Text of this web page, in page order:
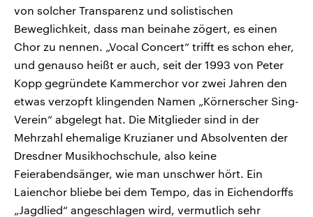
von solcher Transparenz und solistischen
Beweglichkeit, dass man beinahe zögert, es einen
Chor zu nennen. „Vocal Concert“ trifft es schon eher,
und genauso heißt er auch, seit der 1993 von Peter
Kopp gegründete Kammerchor vor zwei Jahren den
etwas verzopft klingenden Namen „Körnerscher Sing-
Verein“ abgelegt hat. Die Mitglieder sind in der
Mehrzahl ehemalige Kruzianer und Absolventen der
Dresdner Musikhochschule, also keine
Feierabendsänger, wie man unschwer hört. Ein
Laienchor bliebe bei dem Tempo, das in Eichendorffs
„Jagdlied“ angeschlagen wird, vermutlich sehr